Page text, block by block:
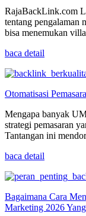
RajaBackLink.com
tentang pengalaman
bisa menemukan
baca detail
Otomatisasi
Mengapa banyak
strategi pemasaran
Tantangan ini
baca detail
Bagaimana Cara
Marketing 2026